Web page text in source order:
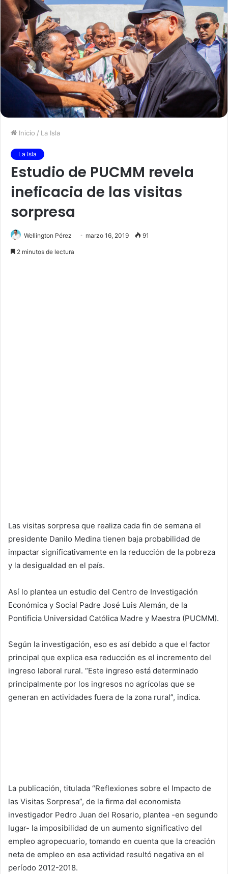
Inicio / La Isla
La Isla
Estudio de PUCMM revela
ineficacia de las visitas
sorpresa
Wellington Pérez marzo 16, 2019 91
2 minutos de lectura
Las visitas sorpresa que realiza cada fin de semana el
presidente Danilo Medina tienen baja probabilidad de
impactar significativamente en la reducción de la pobreza
y la desigualdad en el país.
Así lo plantea un estudio del Centro de Investigación
Económica y Social Padre José Luis Alemán, de la
Pontificia Universidad Católica Madre y Maestra (PUCMM).
Según la investigación, eso es así debido a que el factor
principal que explica esa reducción es el incremento del
ingreso laboral rural. “Este ingreso está determinado
principalmente por los ingresos no agrícolas que se
generan en actividades fuera de la zona rural”, indica.
La publicación, titulada “Reflexiones sobre el Impacto de
las Visitas Sorpresa”, de la firma del economista
investigador Pedro Juan del Rosario, plantea -en segundo
lugar- la imposibilidad de un aumento significativo del
empleo agropecuario, tomando en cuenta que la creación
neta de empleo en esa actividad resultó negativa en el
período 2012-2018.